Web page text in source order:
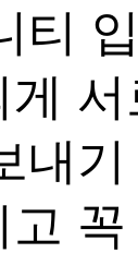
티
게
내
고